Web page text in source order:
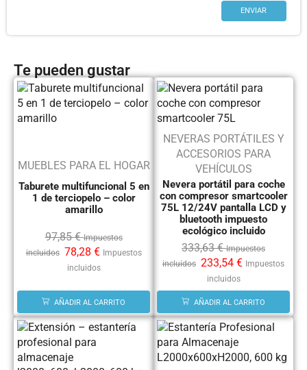
Te pueden gustar
MUEBLES PARA EL HOGAR
Taburete multifuncional 5 en
1 de terciopelo – color
amarillo
97,85€ Impuestos
incluidos 78,28 €
Impuestos
incluidos
AÑADIR AL CARRITO
NEVERAS PORTÁTILES Y
ACCESORIOS PARA
VEHÍCULOS
Nevera portátil para coche
con compresor smartcooler
75L 12/24V pantalla LCD y
bluetooth impuesto
ecológico incluido
333,63€ Impuestos
incluidos 233,54 € Impuestos
incluidos
AÑADIR AL CARRITO